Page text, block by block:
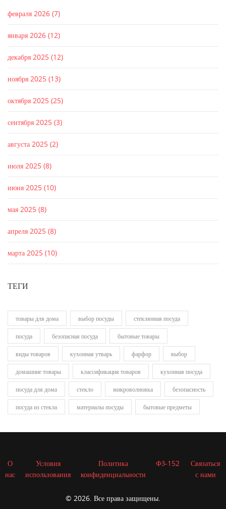
февраля 2026 (7)
января 2026 (12)
декабря 2025 (12)
ноября 2025 (13)
октября 2025 (25)
сентября 2025 (3)
августа 2025 (2)
июля 2025 (8)
июня 2025 (10)
мая 2025 (8)
апреля 2025 (8)
марта 2025 (10)
ТЕГИ
товары для дома выбор посуды стеклянная посуда
посуда безопасная посуда бытовые товары
виды товаров кухонная утварь фарфор выбор
домашние товары классификация товаров кухонная посуда
посуда для дома стекло микроволновка безопасность
посуда из стекла материалы посуды бытовые предметы
О
нас
Условия
использования
Политика
конфиденциальности
ФЗ-152
Связаться
с нами
© 2026. Все права защищены.